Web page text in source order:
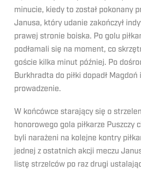
minucie, kiedy to został pokonany
Janusa, który udanie zakończył
prawej stronie boiska. Po golu
podłamali się na moment, co
goście kilka minut później. Po
Burkhradta do piłki dopadł Magdoń
prowadzenie.
W końcówce starający się o
honorowego gola piłkarze Puszczy
byli narażeni na kolejne kontry
jednej z ostatnich akcji meczu
listę strzelców po raz drugi